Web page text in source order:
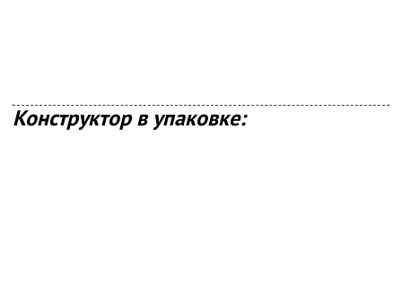
Конструктор в упаковке: